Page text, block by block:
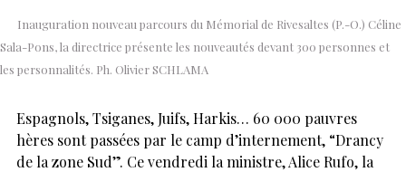
Inauguration nouveau parcours du Mémorial de Rivesaltes (P.-O.) Céline
Sala-Pons, la directrice présente les nouveautés devant 300 personnes et
les personnalités. Ph. Olivier SCHLAMA
Espagnols, Tsiganes, Juifs, Harkis… 60 000 pauvres
hères sont passées par le camp d’internement, “Drancy
de la zone Sud”. Ce vendredi la ministre, Alice Rufo, la